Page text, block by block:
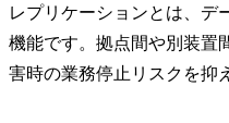
レプリケーションとは、デ
機能です。拠点間や別装置
害時の業務停止リスクを抑